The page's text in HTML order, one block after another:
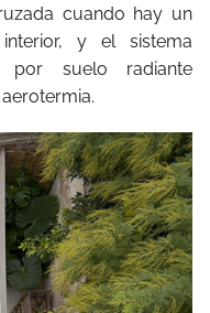
cuando hay un
y el sistema
por suelo radiante